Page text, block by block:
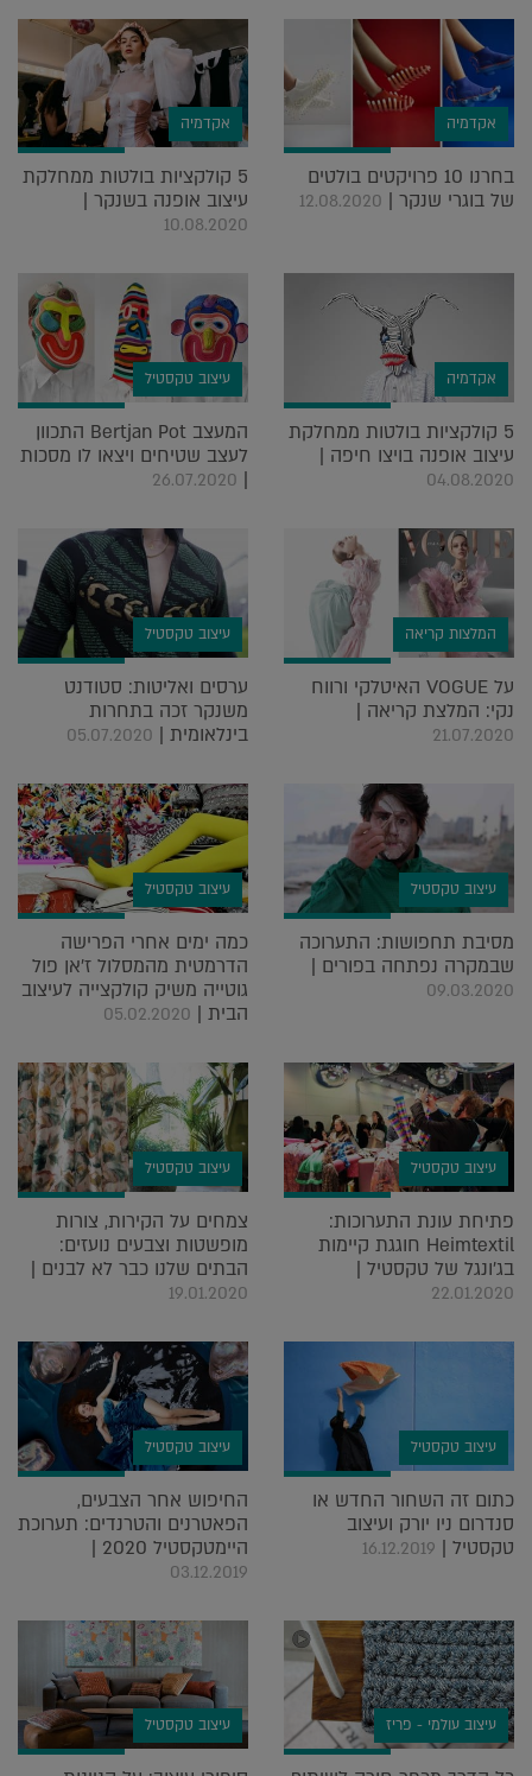
אקדמיה
בחרנו 10 פרויקטים בולטים
של בוגרי שנקר | 12.08.2020
אקדמיה
5 קולקציות בולטות ממחלקת
עיצוב אופנה בשנקר |
10.08.2020
אקדמיה
5 קולקציות בולטות ממחלקת
עיצוב אופנה בויצו חיפה |
04.08.2020
עיצוב טקסטיל
המעצב Bertjan Pot התכוון
לעצב שטיחים ויצאו לו מסכות
|
26.07.2020
המלצות קריאה
על VOGUE האיטלקי ורווח
נקי: המלצת קריאה |
21.07.2020
עיצוב טקסטיל
ערסים ואליטות: סטודנט
משנקר זכה בתחרות
בינלאומית | 05.07.2020
עיצוב טקסטיל
מסיבת תחפושות: התערוכה
שבמקרה נפתחה בפורים |
09.03.2020
עיצוב טקסטיל
כמה ימים אחרי הפרישה
הדרמטית מהמסלול ז'אן פול
גוטייה משיק קולקצייה לעיצוב
הבית | 05.02.2020
עיצוב טקסטיל
פתיחת עונת התערוכות:
Heimtextil חוגגת קיימות
בג'ונגל של טקסטיל |
22.01.2020
עיצוב טקסטיל
צמחים על הקירות, צורות
מופשטות וצבעים נועזים:
הבתים שלנו כבר לא לבנים |
19.01.2020
עיצוב טקסטיל
כתום זה השחור החדש או
סנדרום ניו יורק ועיצוב
טקסטיל | 16.12.2019
עיצוב טקסטיל
החיפוש אחר הצבעים,
הפאטרנים והטרנדים: תערוכת
היימטקסטיל 2020 |
03.12.2019
עיצוב עולמי - פריז עיצוב טקסטיל